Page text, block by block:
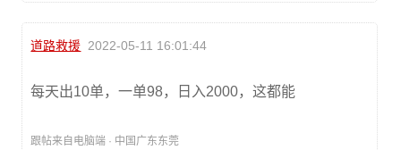
道路救援 2022-05-11 16:01:44
每天出10单，一单98，日入2000，这都能
跟帖来自电脑端 · 中国广东东莞